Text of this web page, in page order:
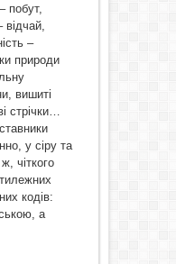
побут,
відчай,
–
природи
вишиті
стрічки…
у сіру та
чіткого
кодів:
а